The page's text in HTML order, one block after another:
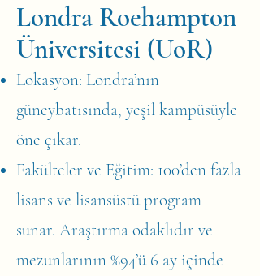
Londra Roehampton
Üniversitesi (UoR)
Lokasyon: Londra’nın
güneybatısında, yeşil kampüsüyle
öne çıkar.
Fakülteler ve Eğitim: 100’den fazla
lisans ve lisansüstü program
sunar. Araştırma odaklıdır ve
mezunlarının %94’ü 6 ay içinde